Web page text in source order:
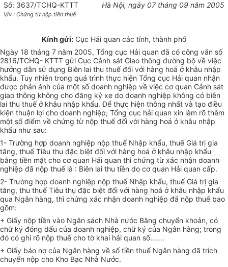
Số: 3637/TCHQ-KTTT
V/v : Chứng từ nộp tiền thuế
Hà Nội, ngày 07 tháng 09 năm 2005
Kính gửi: Cục Hải quan các tỉnh, thành phố
Ngày 18 tháng 7 năm 2005, Tổng cục Hải quan đã có công văn số
2816/TCHQ- KTTT gửi Cục Cảnh sát Giao thông đường bộ về việc
hướng dẫn sử dụng Biên lai thu thuế đối với hàng hoá ở khâu nhập
khẩu. Tuy nhiên trong quá trình thực hiện Tổng cục Hải quan nhận
được phản ánh của một số doanh nghiệp về việc cơ quan Cảnh sát
giao thông không cho đăng ký xe do doanh nghiệp không có biên
lai thu thuế ở khâu nhập khẩu. Để thực hiện thông nhất và tạo điều
kiện thuận lợi cho doanh nghiệp; Tổng cục hải quan xin làm rõ thêm
một số điểm về chứng từ nộp thuế đối với hàng hoá ở khâu nhập
khẩu như sau:
1- Trường hợp doanh nghiệp nộp thuế Nhập khẩu, thuế Giá trị gia
tăng, thuế Tiêu thụ đặc biệt đối với hàng hoá ở khâu nhập khẩu
bằng tiền mặt cho cơ quan Hải quan thì chứng từ xác nhận doanh
nghiệp đã nộp thuế là : Biên lai thu tiền do cơ quan Hải quan cấp.
2- Trường hợp doanh nghiệp nộp thuế Nhập khẩu, thuế Giá trị gia
tăng, thu thuế Tiêu thụ đặc biệt đối với hàng hoá ở khâu nhập khẩu
qua Ngân hàng, thì chứng xác nhận doanh nghiệp đã nộp thuế bao
gồm:
+ Giấy nộp tiền vào Ngân sách Nhà nước Bằng chuyển khoản, có
chữ ký đóng dấu của doanh nghiệp, chữ ký của Ngân hàng; trong
đó có ghi rõ nộp thuế cho tờ khai hải quan số…….
+ Giấy báo nợ của Ngân hàng về số tiền thuế Ngân hàng đã trích
chuyển nộp cho Kho Bạc Nhà Nước.